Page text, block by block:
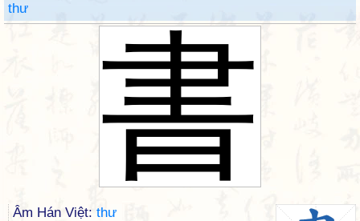
thư
書
Âm Hán Việt: thư